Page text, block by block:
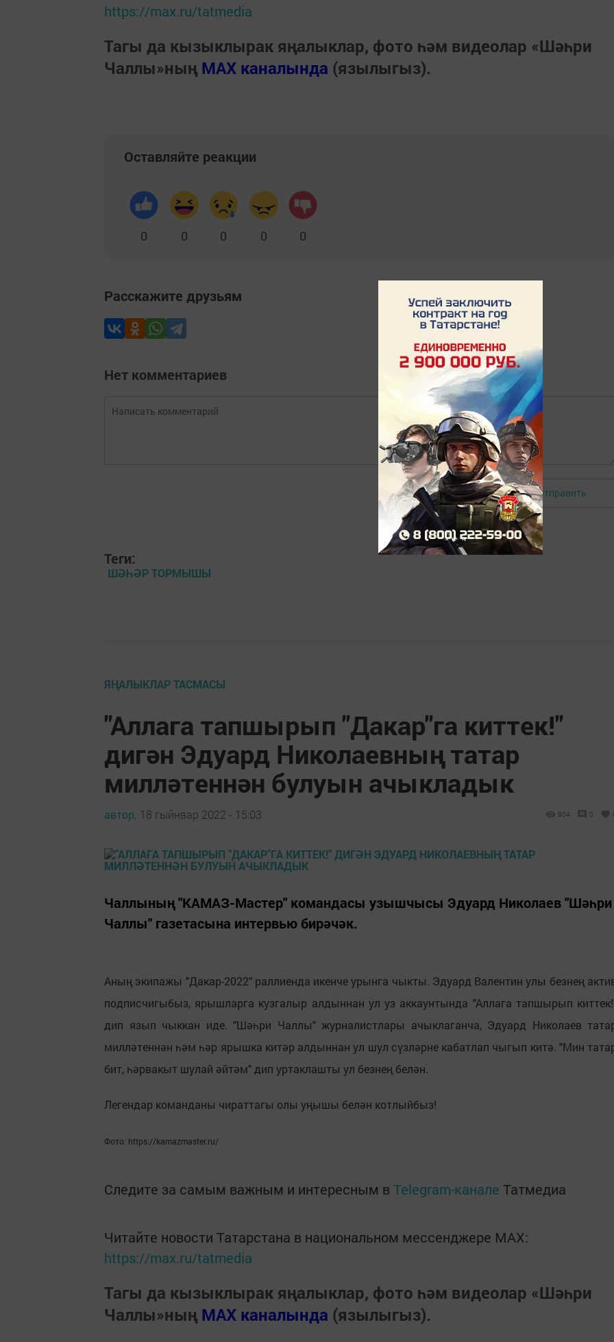
https://max.ru/tatmedia
Тагы да кызыклырак яңалыклар, фото һәм видеолар «Шәһри
Чаллы»ның MAX каналында (язылыгыз).
Оставляйте реакции
0 0 0 0 0
Расскажите друзьям
Нет комментариев
Авторизоваться Отправить
Теги:
ШӘҺӘР ТОРМЫШЫ
ЯҢАЛЫКЛАР ТАСМАСЫ
"Аллага тапшырып "Дакар"га киттек!"
дигән Эдуард Николаевның татар
милләтеннән булуын ачыкладык
автор, 18 гыйнвар 2022 - 15:03 904 0
Чаллының "КАМАЗ-Мастер" командасы узышчысы Эдуард Николаев "Шәһри
Чаллы" газетасына интервью бирәчәк.
Аның экипажы "Дакар-2022" раллиенда икенче урынга чыкты. Эдуард Валентин улы безнең
подписчигыбыз, ярышларга кузгалыр алдыннан ул уз аккаунтында "Аллага тапшырып
дип язып чыккан иде. "Шәһри Чаллы" журналистлары ачыклаганча, Эдуард Николаев
милләтеннән һәм һәр ярышка китәр алдыннан ул шул сүзләрне кабатлап чыгып китә. "Мин
бит, һәрвакыт шулай әйтәм" дип уртаклашты ул безнең белән.
Легендар команданы чираттагы олы уңышы белән котлыйбыз!
Фото: https://kamazmaster.ru/
Следите за самым важным и интересным в Telegram-канале Татмедиа
Читайте новости Татарстана в национальном мессенджере MАХ:
https://max.ru/tatmedia
Тагы да кызыклырак яңалыклар, фото һәм видеолар «Шәһри
Чаллы»ның MAX каналында (язылыгыз).